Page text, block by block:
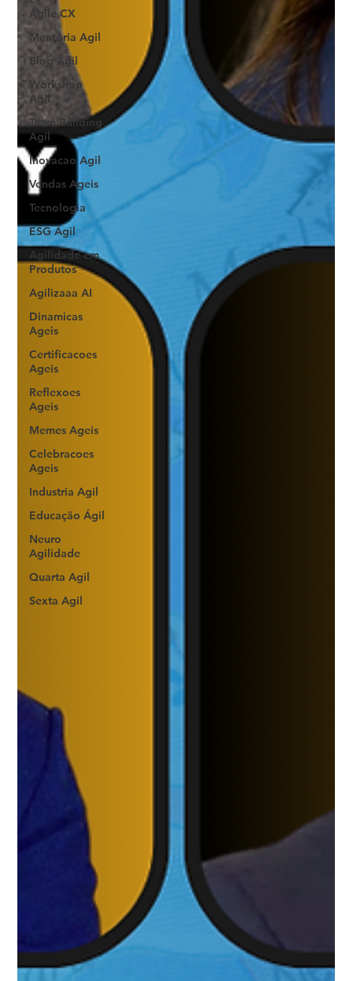
Agile CX
Mentoria Agil
Blog Agil
Workshop
Agil
Team Building
Agil
Inovacao Agil
Vendas Ageis
Tecnologia
ESG Agil
Agilidade em
Produtos
Agilizaaa AI
Dinamicas
Ageis
Certificacoes
Ageis
Reflexoes
Ageis
Memes Ageis
Celebracoes
Ageis
Industria Agil
Educação Ágil
Neuro
Agilidade
Quarta Agil
Sexta Agil